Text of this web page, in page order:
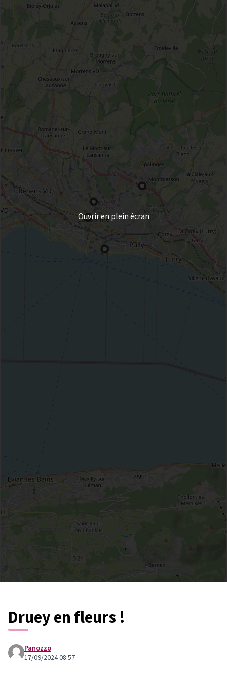
Ouvrir en plein écran
Druey en fleurs !
Panozzo
17/09/2024 08:57